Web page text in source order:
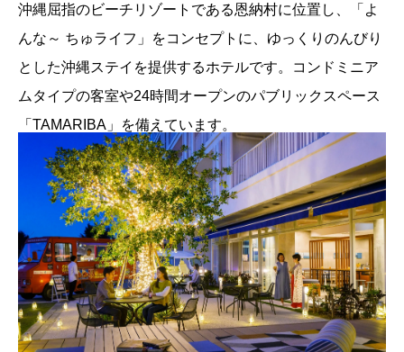
沖縄屈指のビーチリゾートである恩納村に位置し、「よ
んな～ ちゅライフ」をコンセプトに、ゆっくりのんびり
とした沖縄ステイを提供するホテルです。コンドミニア
ムタイプの客室や24時間オープンのパブリックスペース
「TAMARIBA」を備えています。